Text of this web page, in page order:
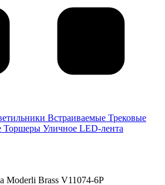
Встраиваемые Трековые
Торшеры Уличное LED-лента
Moderli Brass V11074-6P